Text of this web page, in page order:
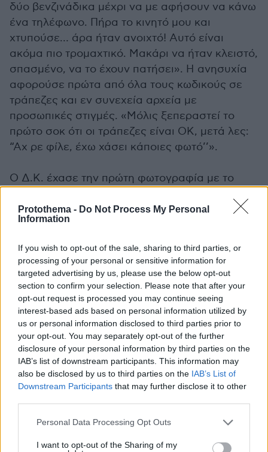
Protothema - Do Not Process My Personal
Information
If you wish to opt-out of the sale, sharing to third parties, or
processing of your personal or sensitive information for
targeted advertising by us, please use the below opt-out
section to confirm your selection. Please note that after your
opt-out request is processed you may continue seeing
interest-based ads based on personal information utilized by
us or personal information disclosed to third parties prior to
your opt-out. You may separately opt-out of the further
disclosure of your personal information by third parties on the
IAB’s list of downstream participants. This information may
also be disclosed by us to third parties on the IAB’s List of
Downstream Participants that may further disclose it to other
Please note that this website/app uses one or more Google
not limited to your visit or usage behaviour. You may click to
Personal Data Processing Opt Outs
I want to opt-out of the Sharing of my
δύο βενζινάδικα μέχρι να με αφήσουν να κάνω
ένα τηλέφωνο. Πήρα το κινητό μου και
χτυπούσε… άρα ήταν ανοιχτό! Αυτό είναι
ακόμα πιο τρομαχτικό. Μακάρι να ήταν κλειστό,
σπασμένο, να το έχουν πατήσει». Η ανησυχία
αφορούσε πρώτα από όλα τους κωδικούς σε
τράπεζες και εν συνεχεία αρχεία με
προσωπικές στιγμές. «Μόλις ξεπεραστεί το
πρώτο σοκ ότι οι τράπεζες είναι ΟΚ, μετά λες:
“Αχ ρε φίλε, έχω χάσει κάποιες φωτό’’».
Ο Δ.Κ. έχασε την πρώτη φωτογραφία με το
gallery του ήταν αποθηκευμένα και στο cloud.
Τακτικά αντίγραφα ασφαλείας και… κλειστές
«Κλειδώστε το, όπως το σπίτι σας»
Ο Ιωσήφ Κανακάρης είναι συνεργάτης στο
Εθνικό Δίκτυο Υποδομών, Τεχνολογίας και
Ερευνας, φορέας που εποπτεύεται από το
υπουργείο Ψηφιακής Διακυβέρνησηςκαι που
μέσω του gov.gr κατά τα lockdown μάς έμαθε
έναν νέο τρόπο να σχετιζόμαστε με το κινητό
τέτοιου είδους προσωπικά «έγγραφα»
βρίσκονται στην ψηφιακή θυρίδα μας και δεν